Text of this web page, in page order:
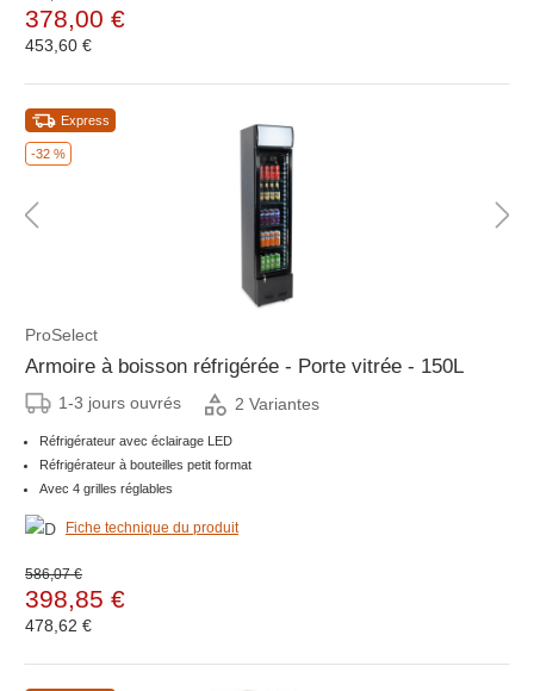
378,00 €
453,60 €
-32 %
Express
ProSelect
Armoire à boisson réfrigérée - Porte vitrée - 150L
1-3 jours ouvrés 2 Variantes
Réfrigérateur avec éclairage LED
Réfrigérateur à bouteilles petit format
Avec 4 grilles réglables
Fiche technique du produit
586,07 €
398,85 €
478,62 €